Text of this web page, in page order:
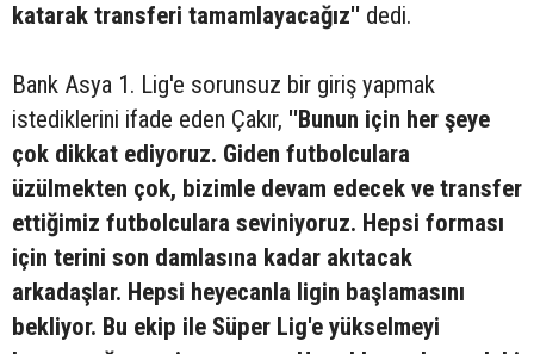
katarak transferi tamamlayacağız'' dedi.
Bank Asya 1. Lig'e sorunsuz bir giriş yapmak
istediklerini ifade eden Çakır, ''Bunun için her şeye
çok dikkat ediyoruz. Giden futbolculara
üzülmekten çok, bizimle devam edecek ve transfer
ettiğimiz futbolculara seviniyoruz. Hepsi forması
için terini son damlasına kadar akıtacak
arkadaşlar. Hepsi heyecanla ligin başlamasını
bekliyor. Bu ekip ile Süper Lig'e yükselmeyi